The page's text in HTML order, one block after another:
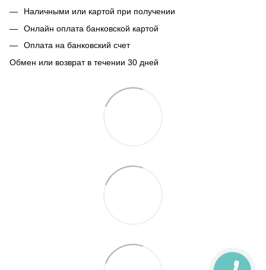
Наличными или картой при получении
Онлайн оплата банковской картой
Оплата на банковский счет
Обмен или возврат в течении 30 дней